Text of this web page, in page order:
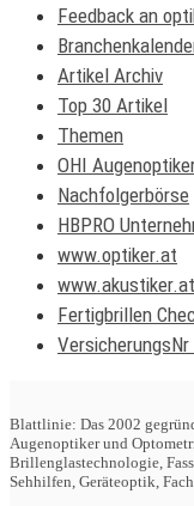
Feedback an
Artikel Archiv
Top 30 Artikel
Themen
OHI
Nachfolgerbörse
HBPRO
www.optiker.at
www.akustiker.at
Fertigbrillen
VersicherungsNr
Blattlinie: Das 2002
Augenoptiker und
Brillenglastechnologie,
Sehhilfen, Geräteoptik,